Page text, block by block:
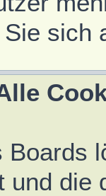
sich
Boards
und die